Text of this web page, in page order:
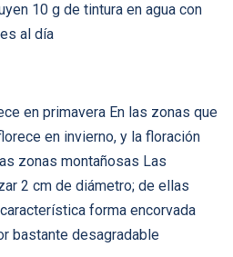
10 g de tintura en agua con
al día
en primavera En las zonas que
en invierno, y la floración
zonas montañosas Las
2 cm de diámetro; de ellas
forma encorvada
bastante desagradable